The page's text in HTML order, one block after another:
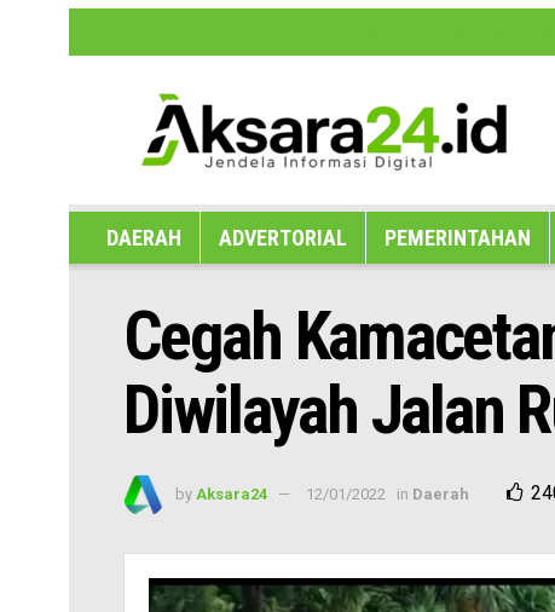
DAERAH ADVERTORIAL PEMERINTAHAN
Cegah
Diwilayah Jalan
by Aksara24 12/01/2022 in Daerah